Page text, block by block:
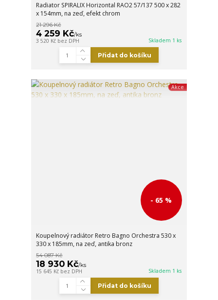
Radiator SPIRALIX Horizontal RAO2 57/137 500 x 282
x 154mm, na zeď, efekt chrom
21 296 Kč
4 259 Kč/ks
3 520 Kč bez DPH Skladem 1 ks
Přidat do košíku
Akce
- 65 %
Koupelnový radiátor Retro Bagno Orchestra 530 x
330 x 185mm, na zeď, antika bronz
54 087 Kč
18 930 Kč/ks
15 645 Kč bez DPH Skladem 1 ks
Přidat do košíku